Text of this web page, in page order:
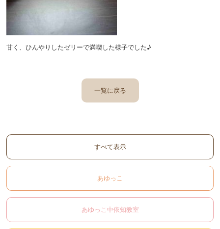
甘く、ひんやりしたゼリーで満喫した様子でした♪
一覧に戻る
すべて表示
あゆっこ
あゆっこ中依知教室